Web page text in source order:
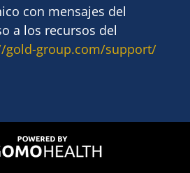
con mensajes del
a los recursos del
gold-group.com/support/